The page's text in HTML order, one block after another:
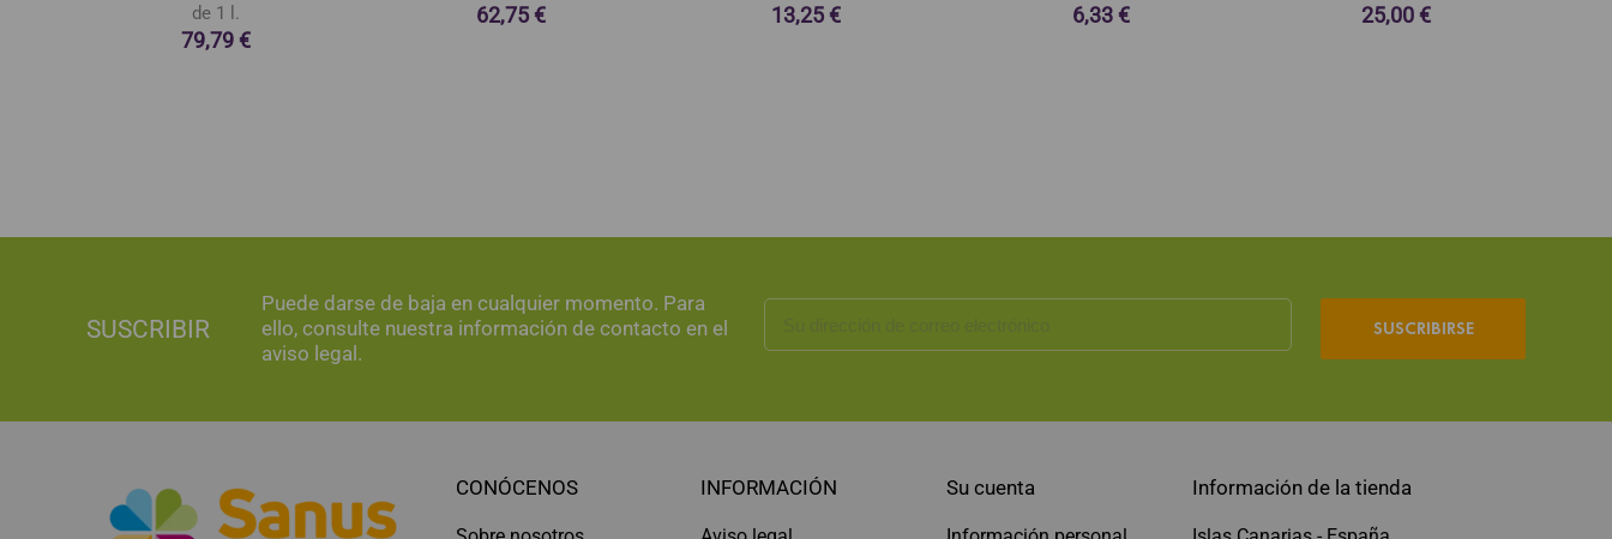
de 1 l.
79,79 €
62,75 € 13,25 € 6,33 € 25,00 €
SUSCRIBIR
Puede darse de baja en cualquier momento. Para
ello, consulte nuestra información de contacto en el
aviso legal.
SUSCRIBIRSE
CONÓCENOS INFORMACIÓN Su cuenta Información de la tienda